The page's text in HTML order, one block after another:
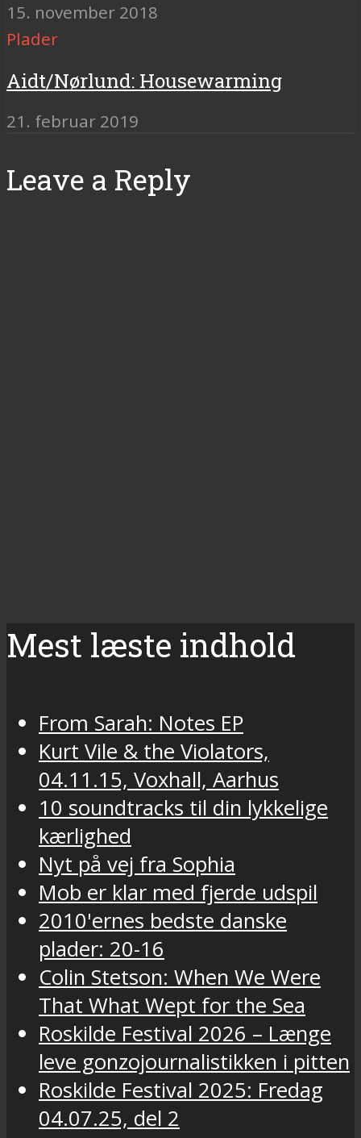
15. november 2018
Plader
Aidt/Nørlund: Housewarming
21. februar 2019
Leave a Reply
Mest læste indhold
From Sarah: Notes EP
Kurt Vile & the Violators,
04.11.15, Voxhall, Aarhus
10 soundtracks til din lykkelige
kærlighed
Nyt på vej fra Sophia
Mob er klar med fjerde udspil
2010'ernes bedste danske
plader: 20-16
Colin Stetson: When We Were
That What Wept for the Sea
Roskilde Festival 2026 – Længe
leve gonzojournalistikken i pitten
Roskilde Festival 2025: Fredag
04.07.25, del 2